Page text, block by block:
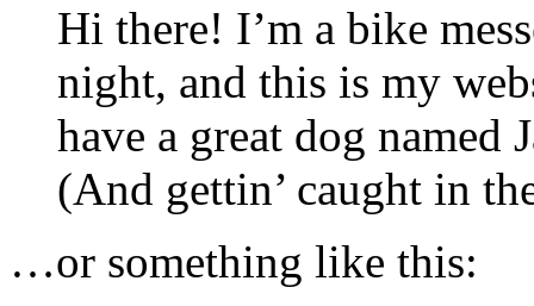
Hi there! I’m a bike
night, and this is my
have a great dog named
(And gettin’ caught in
…or something like this: